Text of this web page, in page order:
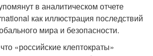
в аналитическом отчете
как иллюстрация последствий
мира и безопасности.
«российские клептократы»